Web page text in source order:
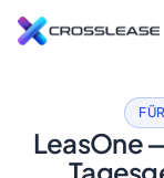
LeasOne